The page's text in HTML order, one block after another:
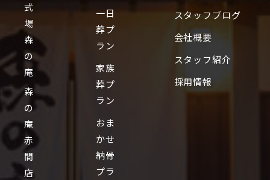
式
場
森
の
庵
森
の
庵
赤
間
店
一日
葬プ
ラン
家族
葬プ
ラン
おま
かせ
納骨
プラ
スタッフブログ
会社概要
スタッフ紹介
採用情報